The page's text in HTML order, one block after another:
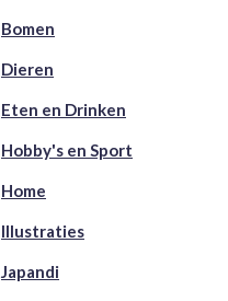
Bomen
Dieren
Eten en Drinken
Hobby's en Sport
Home
Illustraties
Japandi